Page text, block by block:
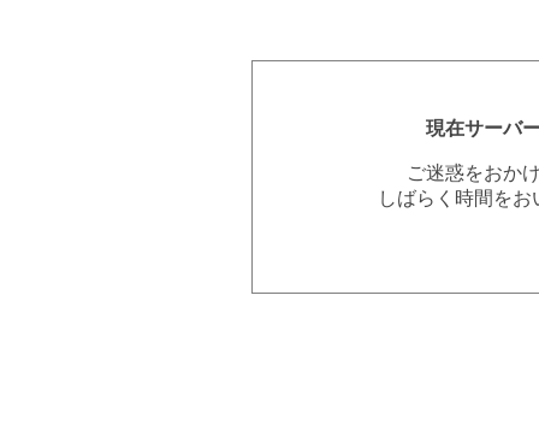
現在サーバ
ご迷惑をおか
しばらく時間を